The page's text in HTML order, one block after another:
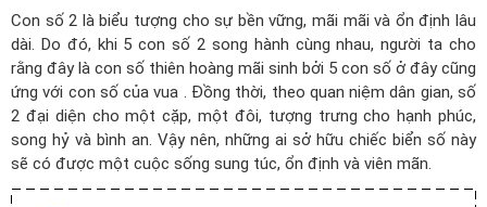
Con số 2 là biểu tượng cho sự bền vững, mãi mãi và ổn định lâu
dài. Do đó, khi 5 con số 2 song hành cùng nhau, người ta cho
rằng đây là con số thiên hoàng mãi sinh bởi 5 con số ở đây cũng
ứng với con số của vua . Đồng thời, theo quan niệm dân gian, số
2 đại diện cho một cặp, một đôi, tượng trưng cho hạnh phúc,
song hỷ và bình an. Vậy nên, những ai sở hữu chiếc biển số này
sẽ có được một cuộc sống sung túc, ổn định và viên mãn.